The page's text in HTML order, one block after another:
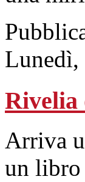
Lunedì,
Rivelia
Arriva
un libro